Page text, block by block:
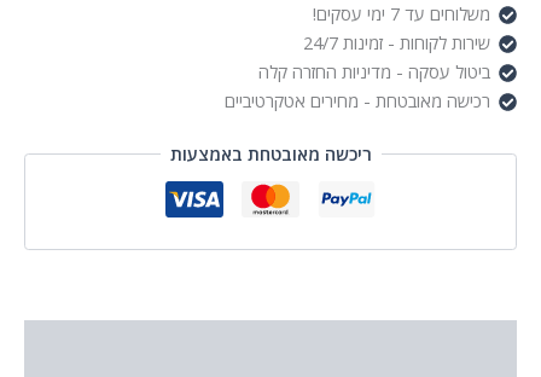
משלוחים עד 7 ימי עסקים!
שירות לקוחות - זמינות 24/7
ביטול עסקה - מדיניות החזרה קלה
רכישה מאובטחת - מחירים אטקרטיביים
ריכשה מאובטחת באמצעות